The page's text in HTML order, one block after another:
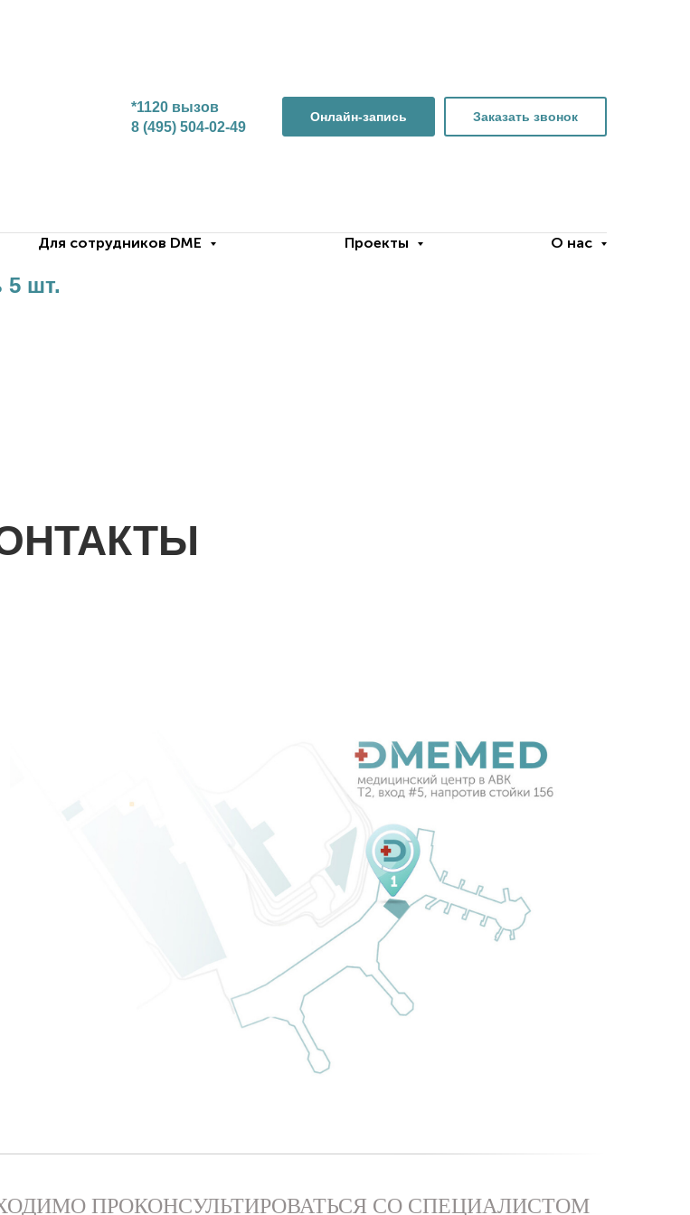
*1120 вызов
8 (495) 504-02-49
Онлайн-запись Заказать звонок
Для сотрудников DME Проекты О нас
5 шт.
ПРОКОНСУЛЬТИРОВАТЬСЯ СО СПЕЦИАЛИСТОМ